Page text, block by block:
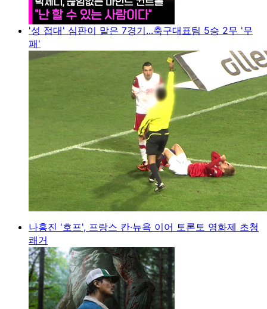
'성 접대' 심판이 맡은 7경기...축구대표팀 5승 2무 '무
패'
나홍진 '호프', 프랑스 칸·뉴욕 이어 토론토 영화제 초청
쾌거